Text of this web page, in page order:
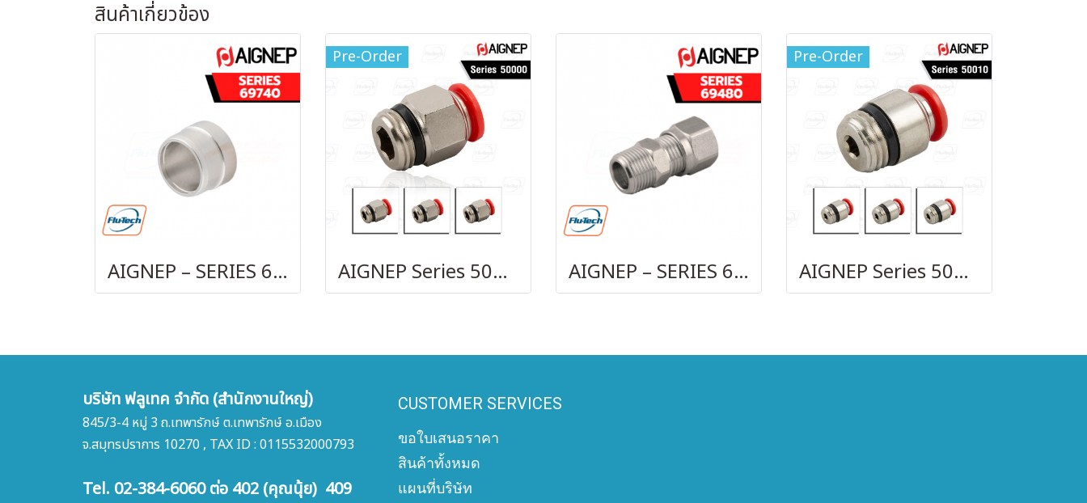
สินค้าเกี่ยวข้อง
AIGNEP – SERIES 69740 OLIVE
Pre-Order
AIGNEP Series 50000 AIGNEP – SERIES 69480 | STRAIGHT MALE ADAPTOR
Pre-Order
AIGNEP Series 50010
บริษัท ฟลูเทค จำกัด (สำนักงานใหญ่)
845/3-4 หมู่ 3 ถ.เทพารักษ์ ต.เทพารักษ์ อ.เมือง
จ.สมุทรปราการ 10270 , TAX ID : 0115532000793
Tel. 02-384-6060 ต่อ 402 (คุณนุ้ย) 409
CUSTOMER SERVICES
ขอใบเสนอราคา
สินค้าทั้งหมด
แผนที่บริษัท